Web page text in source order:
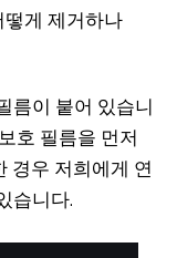
떻게 제거하나
름이 붙어 있습니
호 필름을 먼저
경우 저희에게 연
습니다.